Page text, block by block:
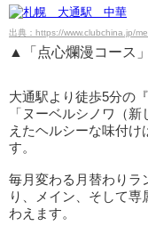
出典：https://www.clubchina.jp/
▲「点心爛漫コース」
大通駅より徒歩5分の
「ヌーベルシノワ（
えたヘルシーな味付
す。
毎月変わる月替わりラ
り、メイン、そして
わえます。